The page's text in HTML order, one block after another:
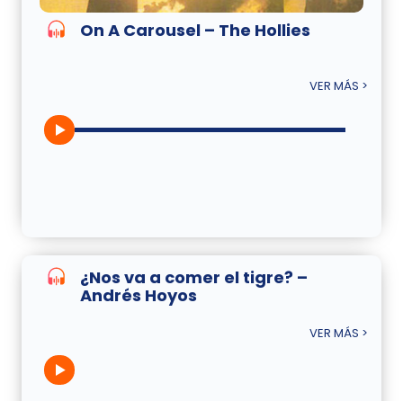
On A Carousel – The Hollies
VER MÁS >
¿Nos va a comer el tigre? –
Andrés Hoyos
VER MÁS >